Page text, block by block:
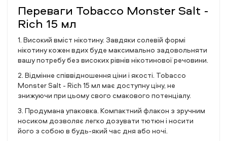
Переваги Tobacco Monster Salt -
Rich 15 мл
1. Високий вміст нікотину. Завдяки солевій формі
нікотину кожен вдих буде максимально задовольняти
вашу потребу без високих рівнів нікотинової речовини.
2. Відмінне співвідношення ціни і якості. Tobacco
Monster Salt - Rich 15 мл має доступну ціну, не
знижуючи при цьому свого смакового потенціалу.
3. Продумана упаковка. Компактний флакон з зручним
носиком дозволяє легко дозувати тютюн і носити
його з собою в будь-який час дня або ночі.